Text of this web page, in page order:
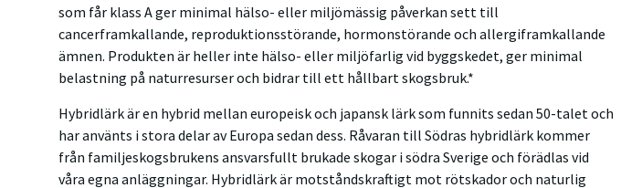
som får klass A ger minimal hälso- eller miljömässig påverkan sett till
cancerframkallande, reproduktionsstörande, hormonstörande och allergiframkallande
ämnen. Produkten är heller inte hälso- eller miljöfarlig vid byggskedet, ger minimal
belastning på naturresurser och bidrar till ett hållbart skogsbruk.*
Hybridlärk är en hybrid mellan europeisk och japansk lärk som funnits sedan 50-talet och
har använts i stora delar av Europa sedan dess. Råvaran till Södras hybridlärk kommer
från familjeskogsbrukens ansvarsfullt brukade skogar i södra Sverige och förädlas vid
våra egna anläggningar. Hybridlärk är motståndskraftigt mot rötskador och naturlig